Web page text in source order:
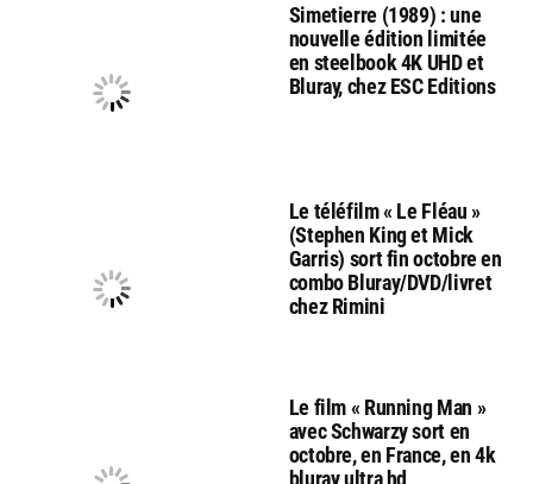
Simetierre (1989) : une
nouvelle édition limitée
en steelbook 4K UHD et
Bluray, chez ESC Editions
Le téléfilm « Le Fléau »
(Stephen King et Mick
Garris) sort fin octobre en
combo Bluray/DVD/livret
chez Rimini
Le film « Running Man »
avec Schwarzy sort en
octobre, en France, en 4k
bluray ultra hd